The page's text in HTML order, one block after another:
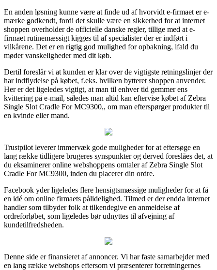
En anden løsning kunne være at finde ud af hvorvidt e-firmaet er e-
mærke godkendt, fordi det skulle være en sikkerhed for at internet
shoppen overholder de officielle danske regler, tillige med at e-
firmaet rutinemæssigt kigges til af specialister der er indført i
vilkårene. Det er en rigtig god mulighed for opbakning, ifald du
møder vanskeligheder med dit køb.
Dertil foreslår vi at kunden er klar over de vigtigste retningslinjer der
har indflydelse på købet, f.eks. hvilken bytteret shoppen anvender.
Her er det ligeledes vigtigt, at man til enhver tid gemmer ens
kvittering på e-mail, således man altid kan eftervise købet af Zebra
Single Slot Cradle For MC9300,, om man efterspørger produkter til
en kvinde eller mand.
Trustpilot leverer immervæk gode muligheder for at eftersøge en
lang række tidligere brugeres synspunkter og derved foreslåes det, at
du eksaminerer online webshoppens omtaler af Zebra Single Slot
Cradle For MC9300, inden du placerer din ordre.
Facebook yder ligeledes flere hensigtsmæssige muligheder for at få
en idé om online firmaets pålidelighed. Tilmed er der endda internet
handler som tilbyder folk at tilkendegive en anmeldelse af
ordreforløbet, som ligeledes bør udnyttes til afvejning af
kundetilfredsheden.
Denne side er finansieret af annoncer. Vi har faste samarbejder med
en lang række webshops eftersom vi præsenterer forretningernes